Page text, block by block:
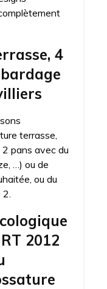
4
terrasse,
pans avec du
…) ou de
ou du
2.
2012